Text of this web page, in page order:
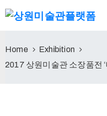
Home
Exhibition
2017 상원미술관 소장품전